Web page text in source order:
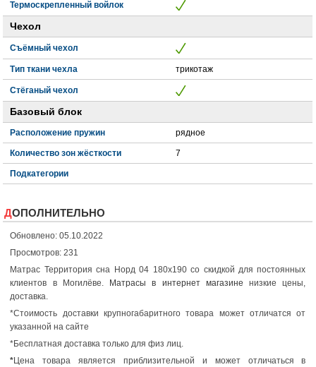
Термоскрепленный войлок
Чехол
Съёмный чехол
Тип ткани чехла трикотаж
Стёганый чехол
Базовый блок
Расположение пружин рядное
Количество зон жёсткости 7
Подкатегории
ДОПОЛНИТЕЛЬНО
Обновлено: 05.10.2022
Просмотров: 231
Матрас Территория сна Норд 04 180x190 со скидкой для постоянных
клиентов в Могилёве.
Матрасы в интернет магазине низкие цены,
доставка.
*Стоимость доставки крупногабаритного товара может отличатся от
указанной на сайте
*Бесплатная доставка только для физ лиц.
*Цена товара является приблизительной и может отличаться в